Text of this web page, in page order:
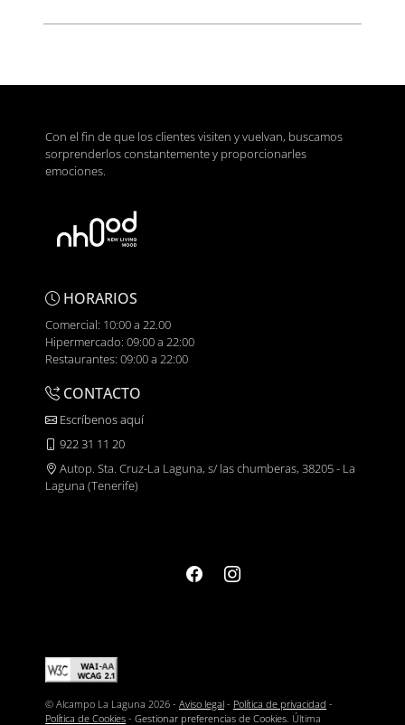
Con el fin de que los clientes visiten y vuelvan, buscamos
sorprenderlos constantemente y proporcionarles
emociones.
HORARIOS
Comercial: 10:00 a 22.00
Hipermercado: 09:00 a 22:00
Restaurantes: 09:00 a 22:00
CONTACTO
Escríbenos aquí
922 31 11 20
Autop. Sta. Cruz-La Laguna, s/ las chumberas, 38205 - La
Laguna (Tenerife)
© Alcampo La Laguna 2026 - Aviso legal - Política de privacidad -
Política de Cookies - Gestionar preferencias de Cookies. Última